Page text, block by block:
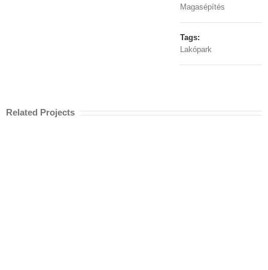
Magasépítés
Tags:
Lakópark
Related Projects